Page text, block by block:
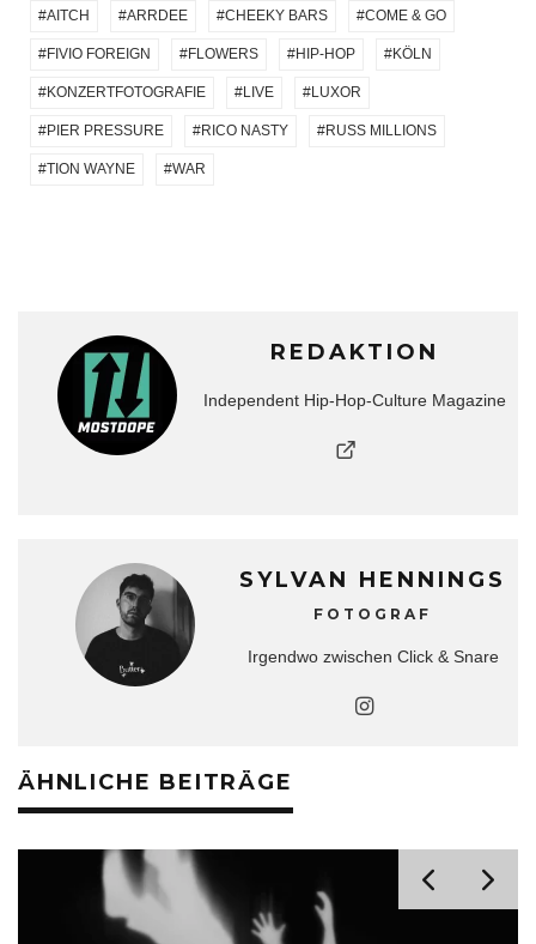
AITCH ARRDEE CHEEKY BARS COME & GO
FIVIO FOREIGN FLOWERS HIP-HOP KÖLN
KONZERTFOTOGRAFIE LIVE LUXOR
PIER PRESSURE RICO NASTY RUSS MILLIONS
TION WAYNE WAR
REDAKTION
Independent Hip-Hop-Culture Magazine
SYLVAN HENNINGS
FOTOGRAF
Irgendwo zwischen Click & Snare
ÄHNLICHE BEITRÄGE